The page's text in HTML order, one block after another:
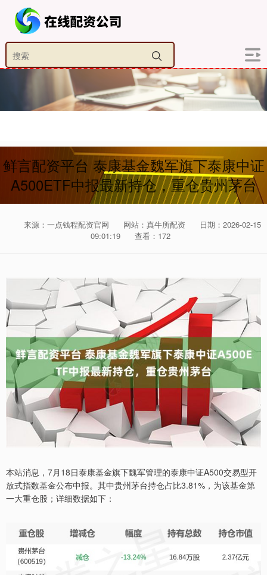
鲜言配资平台 泰康基金魏军旗下泰康中证
A500ETF中报最新持仓，重仓贵州茅台
来源：一点钱程配资官网 网站：真牛所配资
日期：2026-02-15
09:01:19
查看：172
本站消息，7月18日泰康基金旗下魏军管理的泰康中证A500交易型开
放式指数基金公布中报。其中贵州茅台持仓占比3.81%，为该基金第
一大重仓股；详细数据如下：